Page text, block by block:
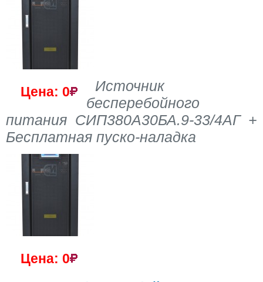
Цена: 0
Источник
бесперебойного
питания СИП380А30БА.9-33/4АГ +
Бесплатная пуско-наладка
Цена: 0